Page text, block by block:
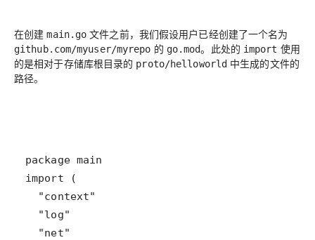
在创建main.go 文件之前，我们假设用户已经创建了一个名为
github.com/myuser/myrepo 的 go.mod。此处的 import 使用
的是相对于存储库根目录的 proto/helloworld 中生成的文件的
路径。